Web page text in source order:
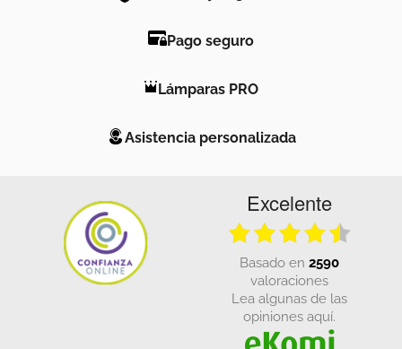
Pago seguro
Lámparas PRO
Asistencia personalizada
Excelente
basado en 2590
valoraciones
Lea algunas de las
opiniones aquí.